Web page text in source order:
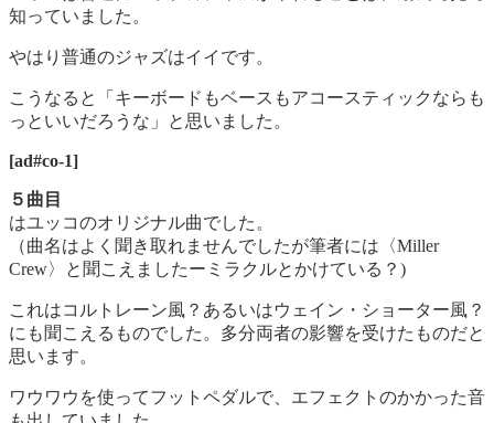
知っていました。
やはり普通のジャズはイイです。
こうなると「キーボードもベースもアコースティックならも
っといいだろうな」と思いました。
[ad#co-1]
５曲目
はユッコのオリジナル曲でした。
（曲名はよく聞き取れませんでしたが筆者には〈Miller
Crew〉と聞こえましたーミラクルとかけている？)
これはコルトレーン風？あるいはウェイン・ショーター風？
にも聞こえるものでした。多分両者の影響を受けたものだと
思います。
ワウワウを使ってフットペダルで、エフェクトのかかった音